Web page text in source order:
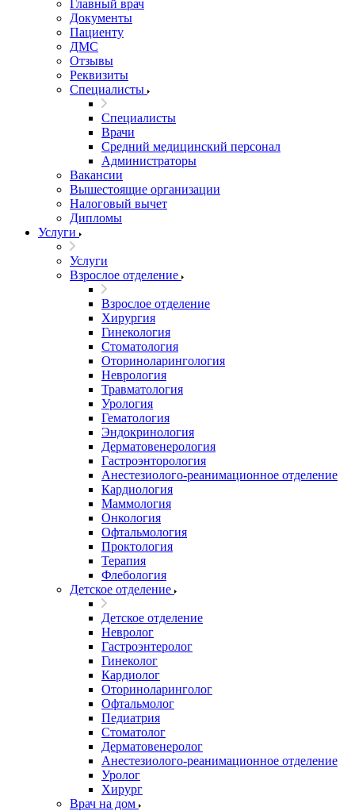
Главный врач
Документы
Пациенту
ДМС
Отзывы
Реквизиты
Специалисты
Специалисты
Врачи
Средний медицинский персонал
Администраторы
Вакансии
Вышестоящие организации
Налоговый вычет
Дипломы
Услуги
Услуги
Взрослое отделение
Взрослое отделение
Хирургия
Гинекология
Стоматология
Оториноларингология
Неврология
Травматология
Урология
Гематология
Эндокринология
Дерматовенерология
Гастроэнторология
Анестезиолого-реанимационное отделение
Кардиология
Маммология
Онкология
Офтальмология
Проктология
Терапия
Флебология
Детское отделение
Детское отделение
Невролог
Гастроэнтеролог
Гинеколог
Кардиолог
Оториноларинголог
Офтальмолог
Педиатрия
Стоматолог
Дерматовенеролог
Анестезиолого-реанимационное отделение
Уролог
Хирург
Врач на дом